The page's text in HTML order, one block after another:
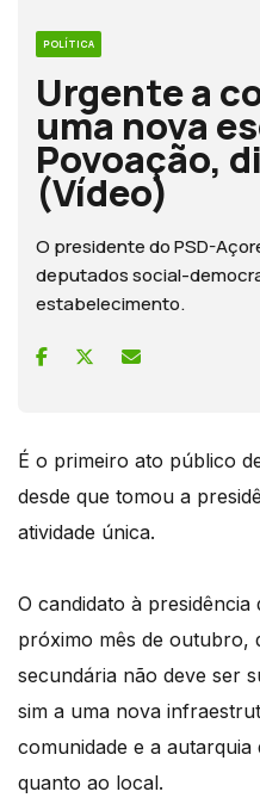
POLÍTICA
Urgente a
uma nova
Povoação,
(Vídeo)
O presidente do PSD-
deputados social-
estabelecimento.
É o primeiro ato público
desde que tomou a
atividade única.
O candidato à
próximo mês de outubro,
secundária não deve ser
sim a uma nova
comunidade e a
quanto ao local.